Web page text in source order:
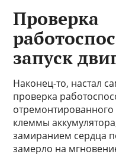
Проверка
запуск
Наконец-то, настал
проверка
клеммы
замиранием сердца
замерло на